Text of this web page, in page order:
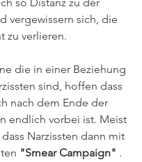
vergewissern sich, die
zu verlieren.
die in einer Beziehung
sind, hoffen dass
nach dem Ende der
endlich vorbei ist. Meist
Narzissten dann mit
"Smear Campaign" .